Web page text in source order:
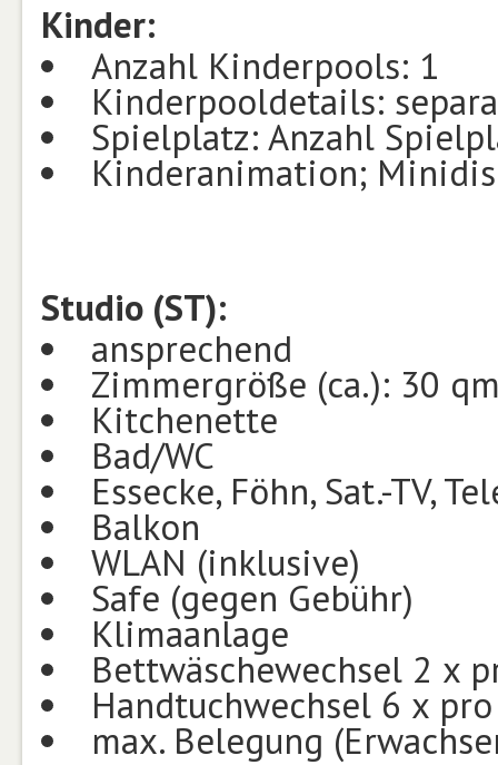
Kinder:
Anzahl Kinderpools: 1
Kinderpooldetails:
Spielplatz: Anzahl
Kinderanimation;
Studio (ST):
ansprechend
Zimmergröße (ca.): 30
Kitchenette
Bad/WC
Essecke, Föhn, Sat.-TV,
Balkon
WLAN (inklusive)
Safe (gegen Gebühr)
Klimaanlage
Bettwäschewechsel 2 x
Handtuchwechsel 6 x
max. Belegung